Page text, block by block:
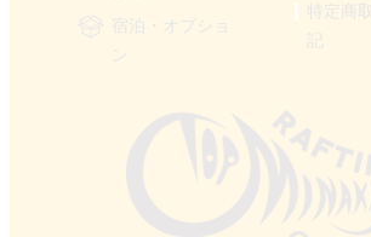
宿泊・オプショ
ン
特定商
記